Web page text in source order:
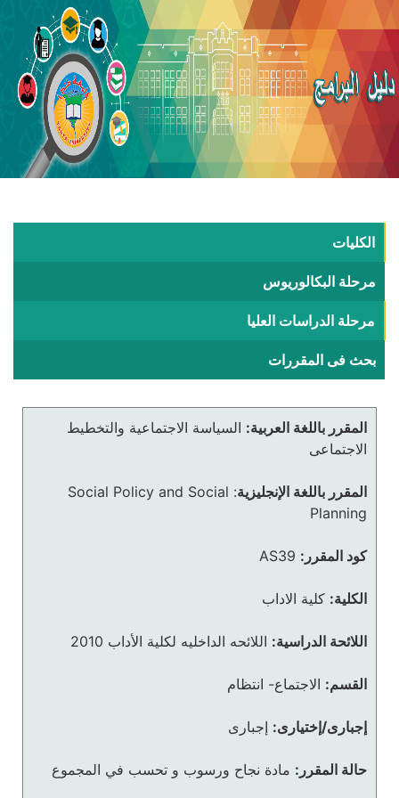
الكليات
مرحلة البكالوريوس
مرحلة الدراسات العليا
بحث فى المقررات
المقرر باللغة العربية: السياسة الاجتماعية والتخطيط
الاجتماعى
المقرر باللغة الإنجليزية:
Social Policy and Social
Planning
كود المقرر: AS39
الكلية: كلية الاداب
اللائحة الدراسية: اللائحه الداخليه لكلية الأداب 2010
القسم: الاجتماع- انتظام
إجبارى/إختيارى: إجبارى
حالة المقرر: مادة نجاح ورسوب و تحسب في المجموع